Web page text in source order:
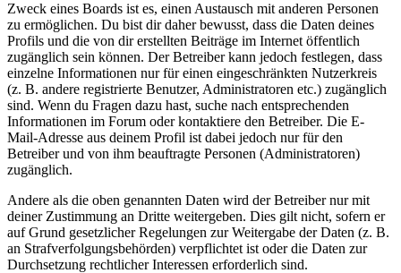
Zweck eines Boards ist es, einen Austausch mit anderen Personen
zu ermöglichen. Du bist dir daher bewusst, dass die Daten deines
Profils und die von dir erstellten Beiträge im Internet öffentlich
zugänglich sein können. Der Betreiber kann jedoch festlegen, dass
einzelne Informationen nur für einen eingeschränkten Nutzerkreis
(z. B. andere registrierte Benutzer, Administratoren etc.) zugänglich
sind. Wenn du Fragen dazu hast, suche nach entsprechenden
Informationen im Forum oder kontaktiere den Betreiber. Die E-
Mail-Adresse aus deinem Profil ist dabei jedoch nur für den
Betreiber und von ihm beauftragte Personen (Administratoren)
zugänglich.
Andere als die oben genannten Daten wird der Betreiber nur mit
deiner Zustimmung an Dritte weitergeben. Dies gilt nicht, sofern er
auf Grund gesetzlicher Regelungen zur Weitergabe der Daten (z. B.
an Strafverfolgungsbehörden) verpflichtet ist oder die Daten zur
Durchsetzung rechtlicher Interessen erforderlich sind.